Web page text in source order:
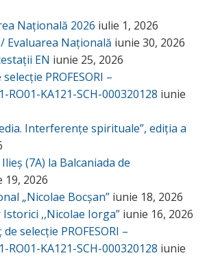
Națională 2026 iulie 1, 2026
Evaluarea Națională iunie 30, 2026
EN iunie 25, 2026
PROFESORI –
RO01-KA121-SCH-000320128 iunie
Interferențe spirituale”, ediția a
(7A) la Balcaniada de
19, 2026
„Nicolae Bocșan” iunie 18, 2026
,,Nicolae Iorga” iunie 16, 2026
selecție PROFESORI –
RO01-KA121-SCH-000320128 iunie